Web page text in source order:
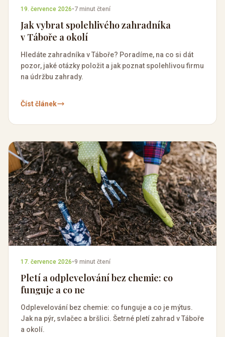
19. července 2026•7 minut čtení
Jak vybrat spolehlivého zahradníka
v Táboře a okolí
Hledáte zahradníka v Táboře? Poradíme, na co si dát
pozor, jaké otázky položit a jak poznat spolehlivou firmu
na údržbu zahrady.
Číst článek
17. července 2026•9 minut čtení
Pletí a odplevelování bez chemie: co
funguje a co ne
Odplevelování bez chemie: co funguje a co je mýtus.
Jak na pýr, svlačec a bršlici. Šetrné pletí zahrad v Táboře
a okolí.